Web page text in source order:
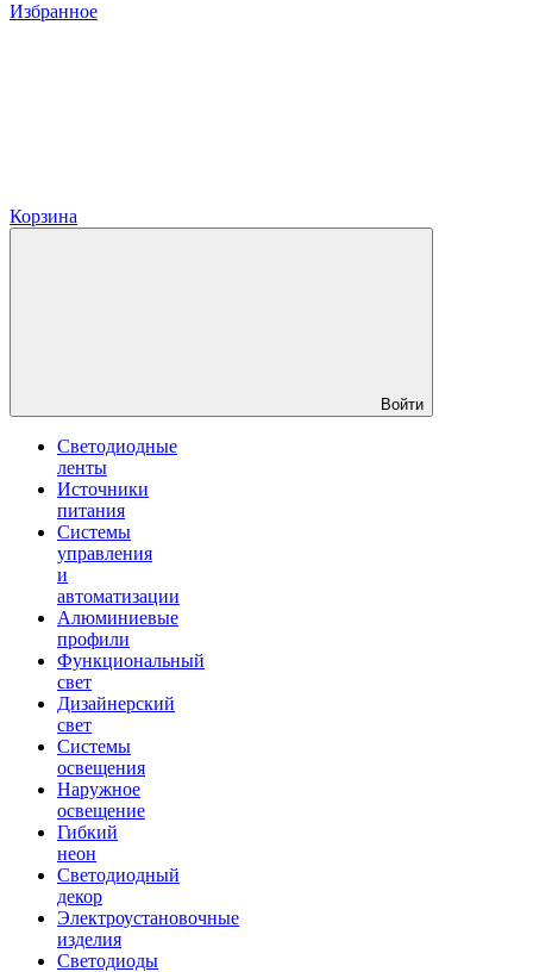
Избранное
Корзина
Войти
Светодиодные
ленты
Источники
питания
Системы
управления
и
автоматизации
Алюминиевые
профили
Функциональный
свет
Дизайнерский
свет
Системы
освещения
Наружное
освещение
Гибкий
неон
Светодиодный
декор
Электроустановочные
изделия
Светодиоды